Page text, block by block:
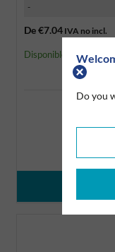
Do you
-
De€7.04IVA no incl.
Disponible